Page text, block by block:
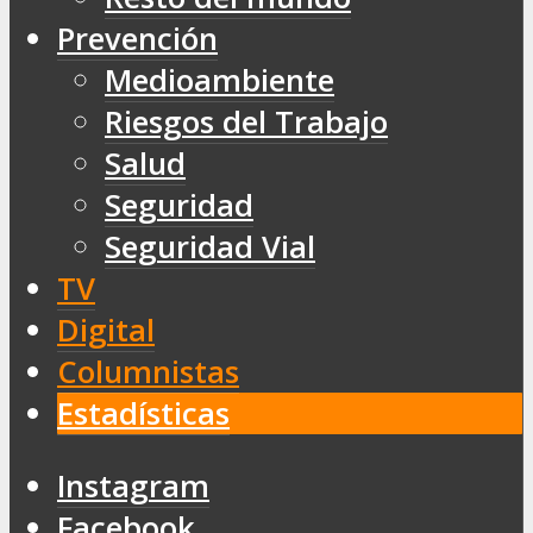
Prevención
Medioambiente
Riesgos del Trabajo
Salud
Seguridad
Seguridad Vial
TV
Digital
Columnistas
Estadísticas
Instagram